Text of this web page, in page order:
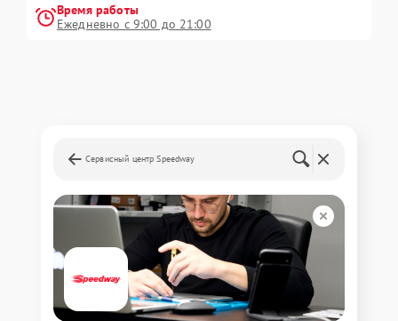
Время работы
Ежедневно с 9:00 до 21:00
Сервисный центр Speedway